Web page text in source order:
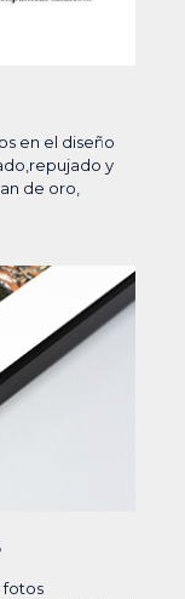
en el diseño
y
de oro,
fotos